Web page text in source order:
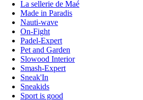
La sellerie de Maé
Made in Paradis
Nauti-wave
On-Fight
Padel-Expert
Pet and Garden
Slowood Interior
Smash-Expert
Sneak'In
Sneakids
Sport is good